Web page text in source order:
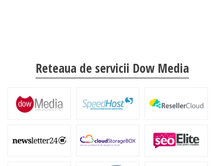
Reteaua de servicii Dow Media